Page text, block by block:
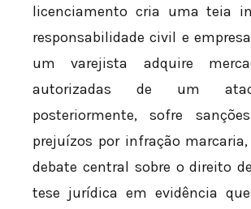
licenciamento cria uma teia
responsabilidade civil e
um varejista adquire
autorizadas de um
posteriormente, sofre
prejuízos por infração
debate central sobre o direito
tese jurídica em evidência